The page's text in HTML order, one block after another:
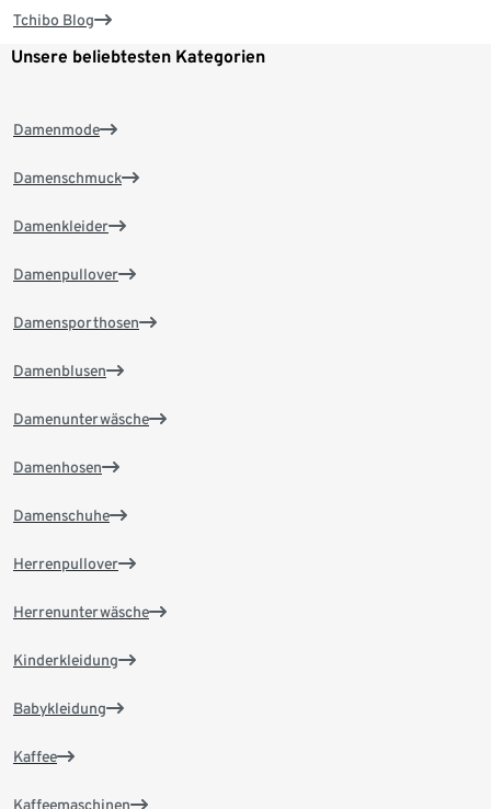
Tchibo Blog
Unsere beliebtesten Kategorien
Damenmode
Damenschmuck
Damenkleider
Damenpullover
Damensporthosen
Damenblusen
Damenunterwäsche
Damenhosen
Damenschuhe
Herrenpullover
Herrenunterwäsche
Kinderkleidung
Babykleidung
Kaffee
Kaffeemaschinen